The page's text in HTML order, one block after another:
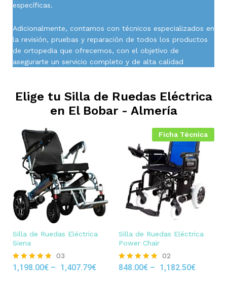
específicas.
Adicionalmente, contamos con técnicos especializados en
la revisión, pruebas y reparación de todos los productos
de ortopedia que ofrecemos, con el objetivo de
asegurarte un servicio completo y de alta calidad
Elige tu Silla de Ruedas Eléctrica
en El Bobar - Almería
Silla de Ruedas Eléctrica
Siena
Rated
03
1,198.00€ – 1,407.79€
Ficha Técnica
Silla de Ruedas Eléctrica
Power Chair
Rated
02
848.00€ – 1,182.50€